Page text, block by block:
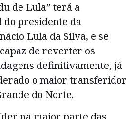
de Lula” terá a
presidente da
Lula da Silva, e se
de reverter os
definitivamente, já
o maior transferidor
do Norte.
na maior parte das